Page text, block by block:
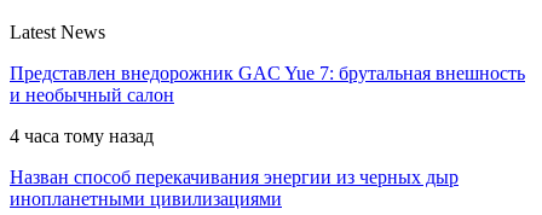
Latest News
Представлен внедорожник GAC Yue 7: брутальная внешность
и необычный салон
4 часа тому назад
Назван способ перекачивания энергии из черных дыр
инопланетными цивилизациями